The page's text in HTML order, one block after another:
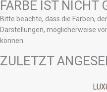
FARBE IST NICHT
Bitte beachte, dass die Farben,
Darstellungen, möglicherweise
können.
ZULETZT